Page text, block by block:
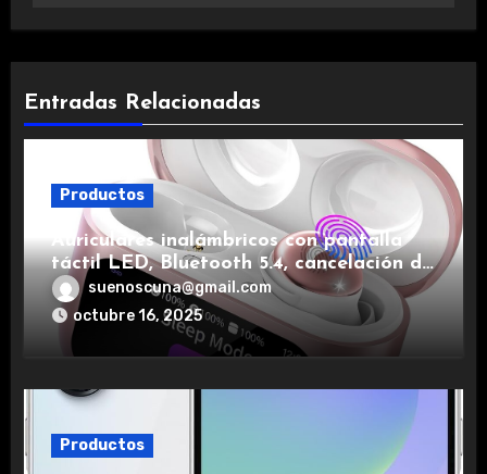
Entradas Relacionadas
Productos
Auriculares inalámbricos con pantalla
táctil LED, Bluetooth 5.4, cancelación de
ruido, impermeables y de larga duración.
suenoscuna@gmail.com
octubre 16, 2025
Productos